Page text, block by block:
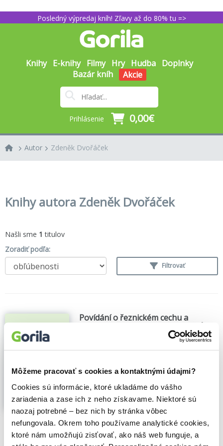
Môžeme pracovať s cookies a kontaktnými údajmi?
Cookies sú informácie, ktoré ukladáme do vášho
zariadenia a zase ich z neho získavame. Niektoré sú
naozaj potrebné – bez nich by stránka vôbec
nefungovala. Okrem toho používame analytické cookies,
ktoré nám umožňujú zisťovať, ako náš web funguje, a
Posledný výpredaj kníh! Zľavy až do 80% tu =>
Knihy E-knihy Filmy Hry Hudba Doplnky
Bazár kníh
Akcie
Prihlásenie 0,00€
Autor Zdeněk Dvořáček
Knihy autora Zdeněk Dvořáček
Našli sme 1 titulov
Zoradiť podľa:
Filtrovať
Povídání o řeznickém cechu a
recepty ze soukromých receptářů -
🍎 Je nám ľúto, ale predaj už skončil